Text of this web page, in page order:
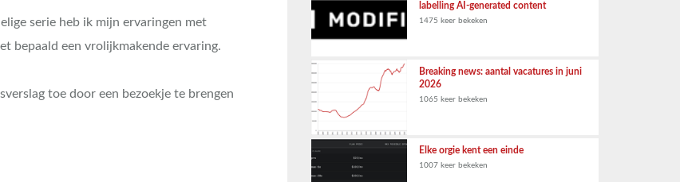
serie heb ik mijn ervaringen met
bepaald een vrolijkmakende ervaring.
toe door een bezoekje te brengen
labelling AI-generated content
1475 keer bekeken
Breaking news: aantal vacatures in juni
2026
1065 keer bekeken
Elke orgie kent een einde
1007 keer bekeken